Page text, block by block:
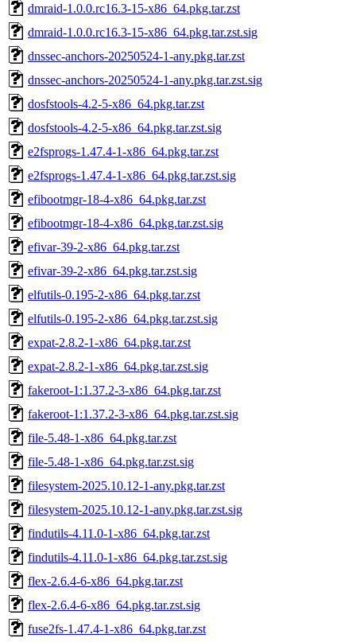
dmraid-1.0.0.rc16.3-15-x86_64.pkg.tar.zst
dmraid-1.0.0.rc16.3-15-x86_64.pkg.tar.zst.sig
dnssec-anchors-20250524-1-any.pkg.tar.zst
dnssec-anchors-20250524-1-any.pkg.tar.zst.sig
dosfstools-4.2-5-x86_64.pkg.tar.zst
dosfstools-4.2-5-x86_64.pkg.tar.zst.sig
e2fsprogs-1.47.4-1-x86_64.pkg.tar.zst
e2fsprogs-1.47.4-1-x86_64.pkg.tar.zst.sig
efibootmgr-18-4-x86_64.pkg.tar.zst
efibootmgr-18-4-x86_64.pkg.tar.zst.sig
efivar-39-2-x86_64.pkg.tar.zst
efivar-39-2-x86_64.pkg.tar.zst.sig
elfutils-0.195-2-x86_64.pkg.tar.zst
elfutils-0.195-2-x86_64.pkg.tar.zst.sig
expat-2.8.2-1-x86_64.pkg.tar.zst
expat-2.8.2-1-x86_64.pkg.tar.zst.sig
fakeroot-1:1.37.2-3-x86_64.pkg.tar.zst
fakeroot-1:1.37.2-3-x86_64.pkg.tar.zst.sig
file-5.48-1-x86_64.pkg.tar.zst
file-5.48-1-x86_64.pkg.tar.zst.sig
filesystem-2025.10.12-1-any.pkg.tar.zst
filesystem-2025.10.12-1-any.pkg.tar.zst.sig
findutils-4.11.0-1-x86_64.pkg.tar.zst
findutils-4.11.0-1-x86_64.pkg.tar.zst.sig
flex-2.6.4-6-x86_64.pkg.tar.zst
flex-2.6.4-6-x86_64.pkg.tar.zst.sig
fuse2fs-1.47.4-1-x86_64.pkg.tar.zst